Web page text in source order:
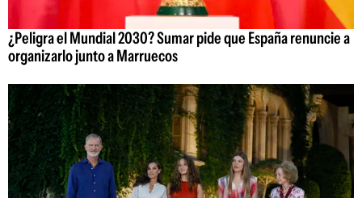
¿Peligra el Mundial 2030? Sumar pide que España renuncie a
organizarlo junto a Marruecos